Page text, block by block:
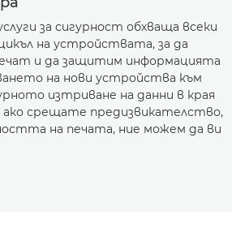
за сигурност обхваща всеки
на устройствата, за да
и да защитим информацията
на нови устройства към
изтриване на данни в края
ако срещате предизвикателство,
на печата, ние можем да ви